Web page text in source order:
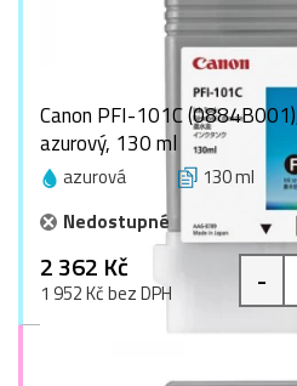
Canon PFI-101C
azurový, 130 ml
azurová 130 ml
Nedostupné
2 362 Kč
1 952 Kč bez DPH -